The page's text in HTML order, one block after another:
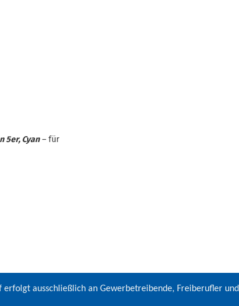
5er, Cyan– für
ausschließlich an Gewerbetreibende, Freiberufler und